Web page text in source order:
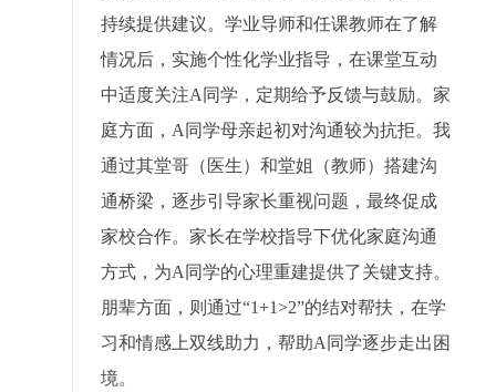
持续提供建议。学业导师和任课教师在了解
情况后，实施个性化学业指导，在课堂互动
中适度关注A同学，定期给予反馈与鼓励。家
庭方面，A同学母亲起初对沟通较为抗拒。我
通过其堂哥（医生）和堂姐（教师）搭建沟
通桥梁，逐步引导家长重视问题，最终促成
家校合作。家长在学校指导下优化家庭沟通
方式，为A同学的心理重建提供了关键支持。
朋辈方面，则通过“1+1>2”的结对帮扶，在学
习和情感上双线助力，帮助A同学逐步走出困
境。